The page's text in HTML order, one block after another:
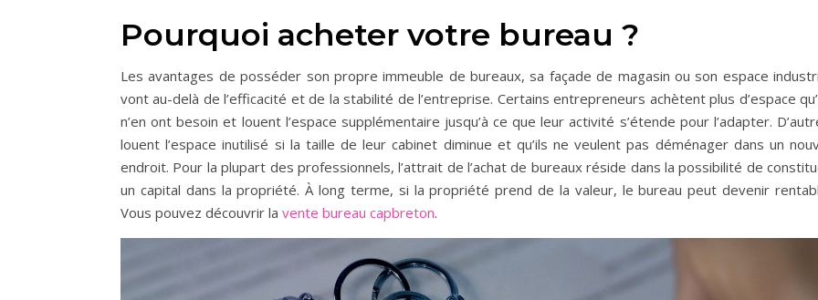
Pourquoi acheter votre bureau ?
Les avantages de posséder son propre immeuble de bureaux, sa façade de magasin ou son espace
vont au-delà de l’efficacité et de la stabilité de l’entreprise. Certains entrepreneurs achètent plus d’espace
n’en ont besoin et louent l’espace supplémentaire jusqu’à ce que leur activité s’étende pour l’adapter.
louent l’espace inutilisé si la taille de leur cabinet diminue et qu’ils ne veulent pas déménager dans un
endroit. Pour la plupart des professionnels, l’attrait de l’achat de bureaux réside dans la possibilité de
un capital dans la propriété. À long terme, si la propriété prend de la valeur, le bureau peut devenir
Vous pouvez découvrir la vente bureau capbreton.